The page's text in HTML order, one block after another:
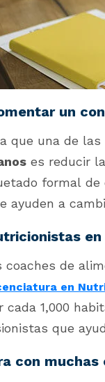
un
que una de
es reducir
formal
ayuden a
coaches de
en
1,000
que
con muchas